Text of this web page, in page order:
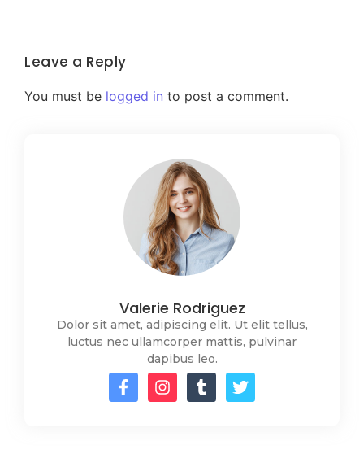
Leave a Reply
You must be logged in to post a comment.
Valerie Rodriguez
Dolor sit amet, adipiscing elit. Ut elit tellus,
luctus nec ullamcorper mattis, pulvinar
dapibus leo.